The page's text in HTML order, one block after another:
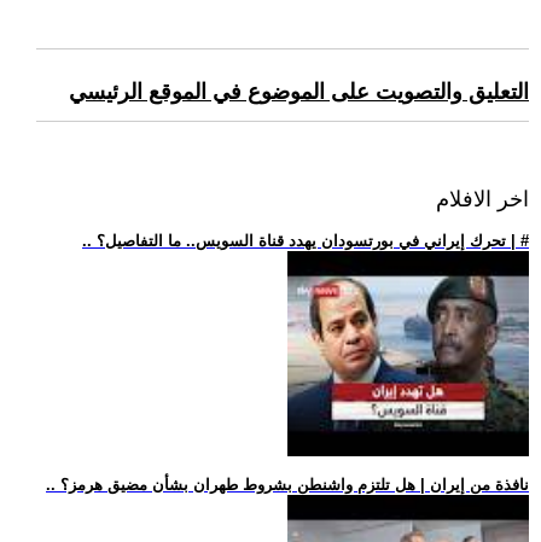
التعليق والتصويت على الموضوع في الموقع الرئيسي
اخر الافلام
.. تحرك إيراني في بورتسودان يهدد قناة السويس.. ما التفاصيل؟ | #
.. نافذة من إيران | هل تلتزم واشنطن بشروط طهران بشأن مضيق هرمز؟